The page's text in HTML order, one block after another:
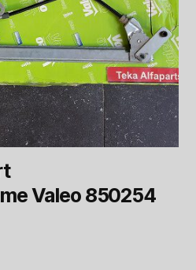
Valeo 850254